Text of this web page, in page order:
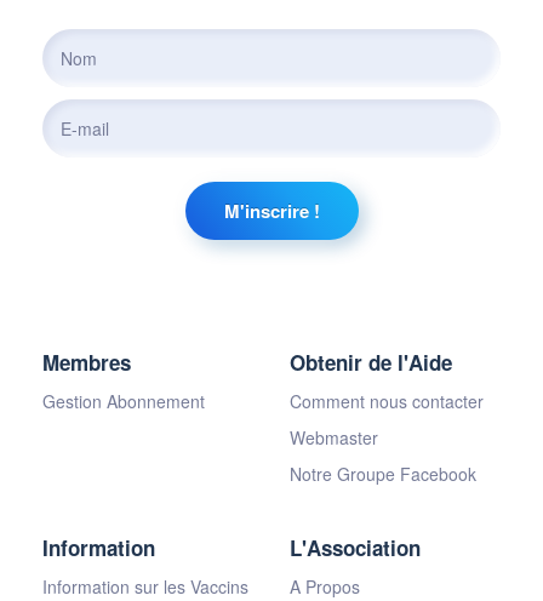
Membres
Gestion Abonnement
Obtenir de l'Aide
Comment nous contacter
Webmaster
Notre Groupe Facebook
Information
Information sur les Vaccins
L'Association
A Propos